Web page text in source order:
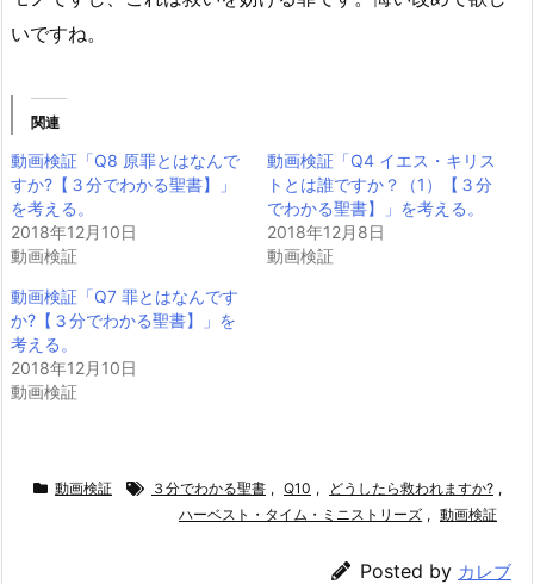
いですね。
関連
動画検証「Q8 原罪とはなんで
すか?【３分でわかる聖書】」
を考える。
2018年12月10日
動画検証
動画検証「Q4 イエス・キリス
トとは誰ですか？（1）【３分
でわかる聖書】」を考える。
2018年12月8日
動画検証
動画検証「Q7 罪とはなんです
か?【３分でわかる聖書】」を
考える。
2018年12月10日
動画検証
動画検証 ３分でわかる聖書 , Q10 , どうしたら救われますか? ,
ハーベスト・タイム・ミニストリーズ , 動画検証
Posted by カレブ